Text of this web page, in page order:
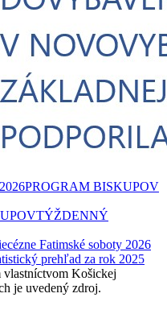
PROGRAM BISKUPOV
TÝŽDENNÝ
Fatimské soboty 2026
prehľad za rok 2025
vlastníctvom Košickej
je uvedený zdroj.